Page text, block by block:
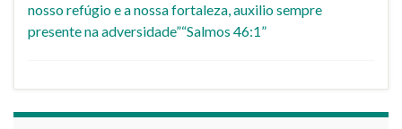
nosso refúgio e a nossa fortaleza, auxilio sempre
presente na adversidade”“Salmos 46:1”